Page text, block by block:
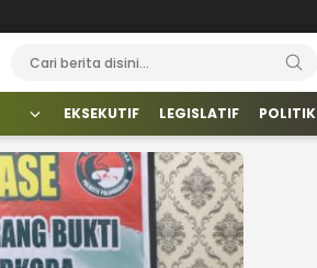
EKSEKUTIF LEGISLATIF POLITIK